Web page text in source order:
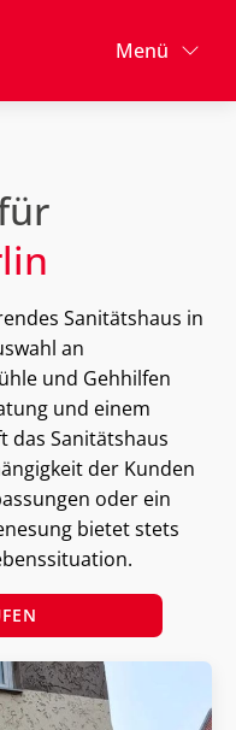
Menü
Sanitätshaus in
an
und Gehhilfen
und einem
das Sanitätshaus
der Kunden
oder ein
bietet stets